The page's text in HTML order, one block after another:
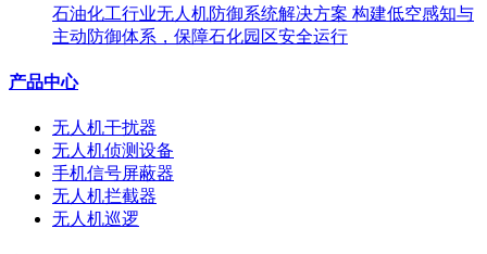
石油化工行业无人机防御系统解决方案 构建低空感知与
主动防御体系，保障石化园区安全运行
产品中心
无人机干扰器
无人机侦测设备
手机信号屏蔽器
无人机拦截器
无人机巡逻